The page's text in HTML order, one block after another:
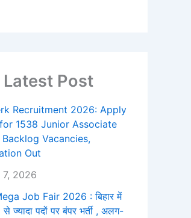
Latest Post
Recruitment 2026: Apply
1538 Junior Associate
Vacancies,
Out
2026
Job Fair 2026 : बिहार में
ज्यादा पदों पर बंपर भर्ती , अलग-